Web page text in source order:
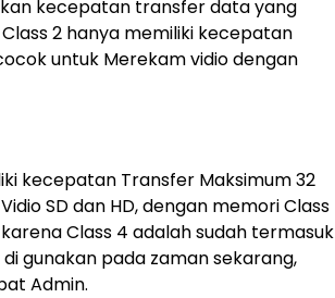
kecepatan transfer data yang
2 hanya memiliki kecepatan
untuk Merekam vidio dengan
kecepatan Transfer Maksimum 32
SD dan HD, dengan memori Class
Class 4 adalah sudah termasuk
gunakan pada zaman sekarang,
Admin.